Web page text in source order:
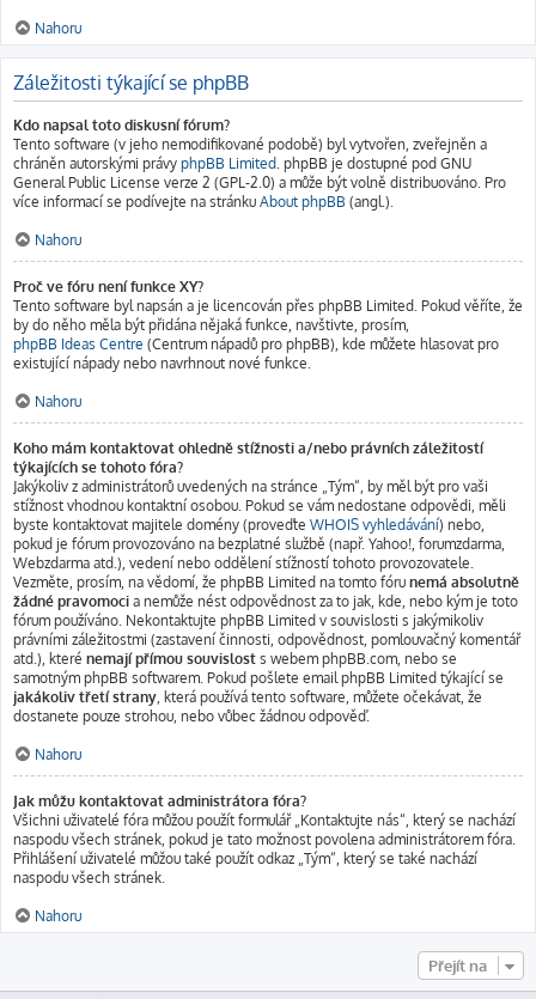
Nahoru
Záležitosti týkající se phpBB
Kdo napsal toto diskusní fórum?
Tento software (v jeho nemodifikované podobě) byl vytvořen, zveřejněn a
chráněn autorskými právy phpBB Limited. phpBB je dostupné pod GNU
General Public License verze 2 (GPL-2.0) a může být volně distribuováno. Pro
více informací se podívejte na stránku About phpBB (angl.).
Nahoru
Proč ve fóru není funkce XY?
Tento software byl napsán a je licencován přes phpBB Limited. Pokud věříte, že
by do něho měla být přidána nějaká funkce, navštivte, prosím,
phpBB Ideas Centre (Centrum nápadů pro phpBB), kde můžete hlasovat pro
existující nápady nebo navrhnout nové funkce.
Nahoru
Koho mám kontaktovat ohledně stížnosti a/nebo právních záležitostí
týkajících se tohoto fóra?
Jakýkoliv z administrátorů uvedených na stránce „Tým“, by měl být pro vaši
stížnost vhodnou kontaktní osobou. Pokud se vám nedostane odpovědi, měli
byste kontaktovat majitele domény (proveďte WHOIS vyhledávání) nebo,
pokud je fórum provozováno na bezplatné službě (např. Yahoo!, forumzdarma,
Webzdarma atd.), vedení nebo oddělení stížností tohoto provozovatele.
Vezměte, prosím, na vědomí, že phpBB Limited na tomto fóru nemá absolutně
žádné pravomoci a nemůže nést odpovědnost za to jak, kde, nebo kým je toto
fórum používáno. Nekontaktujte phpBB Limited v souvislosti s jakýmikoliv
právními záležitostmi (zastavení činnosti, odpovědnost, pomlouvačný komentář
atd.), které nemají přímou souvislost s webem phpBB.com, nebo se
samotným phpBB softwarem. Pokud pošlete email phpBB Limited týkající se
jakákoliv třetí strany, která používá tento software, můžete očekávat, že
dostanete pouze strohou, nebo vůbec žádnou odpověď.
Nahoru
Jak můžu kontaktovat administrátora fóra?
Všichni uživatelé fóra můžou použít formulář „Kontaktujte nás“, který se nachází
naspodu všech stránek, pokud je tato možnost povolena administrátorem fóra.
Přihlášení uživatelé můžou také použít odkaz „Tým“, který se také nachází
naspodu všech stránek.
Nahoru
Přejít na